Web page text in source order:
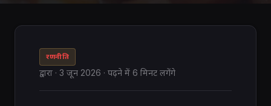
रणनीति
द्वारा · 3 जून 2026 · पढ़ने में 6 मिनट लगेंगे